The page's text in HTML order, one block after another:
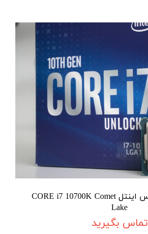
پردازنده بدون باکس اینتل CORE i7 10700K Comet
Lake
تماس بگیرید